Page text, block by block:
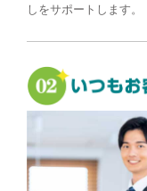
しをサポートします。